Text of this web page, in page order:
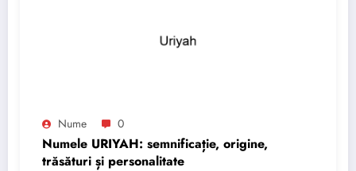
Nume 0
Numele URIYAH: semnificație, origine,
trăsături și personalitate